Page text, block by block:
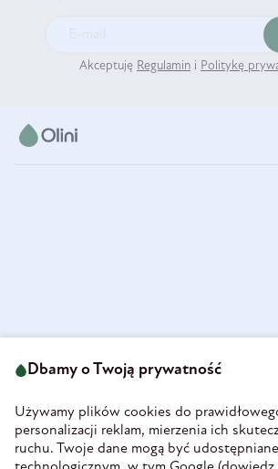
Akceptuję Regulamin i Politykę
58-160 Świebodzice
REGON 890213034
INFORMACJE
Dbamy o Twoją prywatność
Używamy plików cookies do
personalizacji reklam, mierzenia ich
ruchu. Twoje dane mogą być